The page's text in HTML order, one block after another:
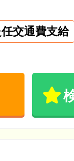
交通費支給